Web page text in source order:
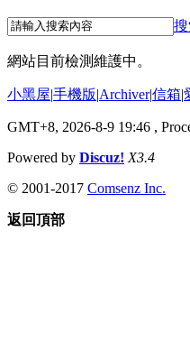
網站目前檢測維護中。
小黑屋|手機版|Archiver|信箱|
GMT+8, 2026-8-9 19:46 ,
Powered by Discuz! X3.4
© 2001-2017 Comsenz Inc.
返回頂部